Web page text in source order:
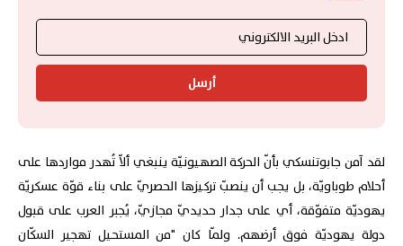
أرسل
لقد آمن جابوتنسكي بأنّ الحركة الصهيونيّة ينبغي ألاّ تُهدر مواردها على
أحلام طوباويّة، بل يجب أن ينصبّ تركيزها الحصريّ على بناء قوّة عسكريّة
يهوديّة متفوّقة، أي على جدار حديديّ مجازيّ، يُجبر العرب على قبول
دولة يهوديّة فوق أرضهم. ولمّا كان "من المستحيل تهجير السكّان